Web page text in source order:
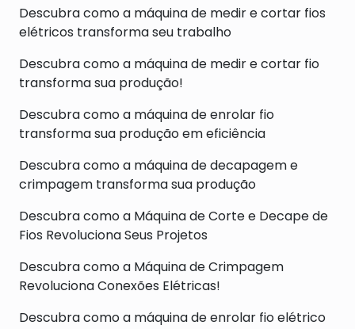
Descubra como a máquina de medir e cortar fios
elétricos transforma seu trabalho
Descubra como a máquina de medir e cortar fio
transforma sua produção!
Descubra como a máquina de enrolar fio
transforma sua produção em eficiência
Descubra como a máquina de decapagem e
crimpagem transforma sua produção
Descubra como a Máquina de Corte e Decape de
Fios Revoluciona Seus Projetos
Descubra como a Máquina de Crimpagem
Revoluciona Conexões Elétricas!
Descubra como a máquina de enrolar fio elétrico